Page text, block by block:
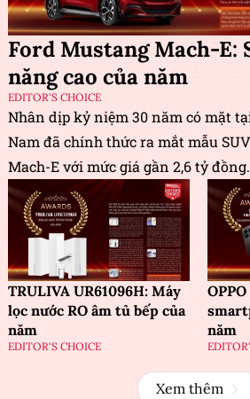
Ford Mustang Mach-E:
năng cao của năm
EDITOR'S CHOICE
Nhân dịp kỷ niệm 30 năm có mặt
Nam đã chính thức ra mắt mẫu
Mach-E với mức giá gần 2,6 tỷ đồng.
TRULIVA UR61096H: Máy
lọc nước RO âm tủ bếp của
năm
EDITOR'S CHOICE
năm
Xem thêm